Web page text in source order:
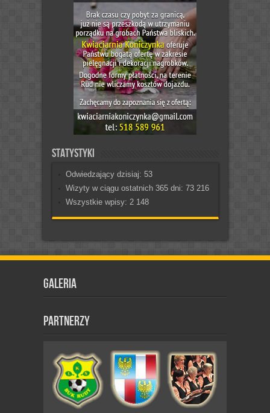
Statystyki
Odwiedzający dzisiaj: 53
Wizyty w ciągu ostatnich 365 dni: 73 216
Wszystkie wpisy: 2 148
Galeria
Partnerzy